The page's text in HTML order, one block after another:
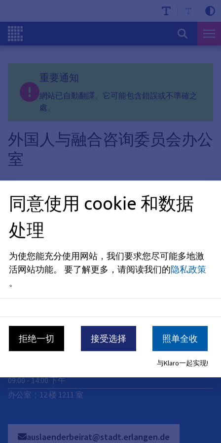
重要通知
網站已自動翻譯。它可能包含錯誤或不準確之
處。
外国人与融合咨询委员会办公
室
地址
Rathausplatz 1
91052 Erlangen
开放时间
09:00-14:00下午
09:00-14:00下午
09:00-14:00下午
办公室：12 楼 1211 室
auslaenderbeirat@stadt.erlangen.de
同意使用 cookie 和数据
处理
为使您能充分使用网站，我们要求您尽可能多地激
活网站功能。
要了解更多，请阅读我们的隐私政策
。
拒绝一切 接受选择 照单全收
与Klaro一起实现!